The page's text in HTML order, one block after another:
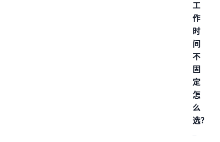
工
作
时
间
不
固
定
怎
么
选？